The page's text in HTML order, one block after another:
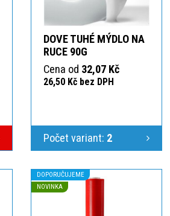
DOVE TUHÉ MÝDLO NA
RUCE 90G
Cena od 32,07 Kč
26,50 Kč bez DPH
Počet variant: 2
DOPORUČUJEME
NOVINKA